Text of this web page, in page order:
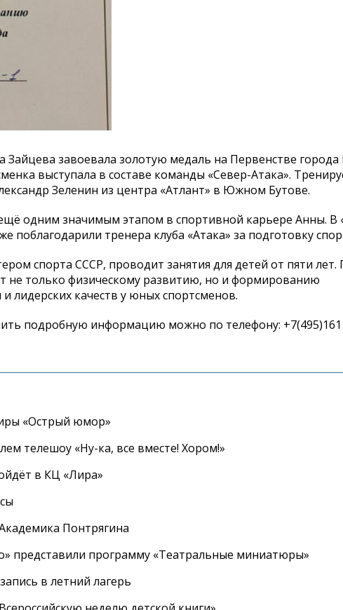
Зайцева завоевала золотую медаль на Первенстве
выступала в составе команды «Север-Атака».
Зеленин из центра «Атлант» в Южном Бутове.
одним значимым этапом в спортивной карьере Анны. В
поблагодарили тренера клуба «Атака» за подготовку
спорта СССР, проводит занятия для детей от пяти лет.
не только физическому развитию, но и формированию
и лидерских качеств у юных спортсменов.
подробную информацию можно по телефону:
«Острый юмор»
телешоу «Ну-ка, все вместе! Хором!»
в КЦ «Лира»
Понтрягина
представили программу «Театральные миниатюры»
в летний лагерь